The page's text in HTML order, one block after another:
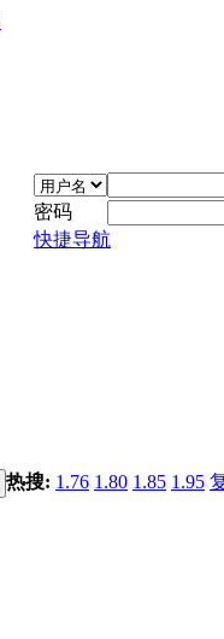
密码
快捷导航
热搜: 1.76 1.80 1.85 1.95